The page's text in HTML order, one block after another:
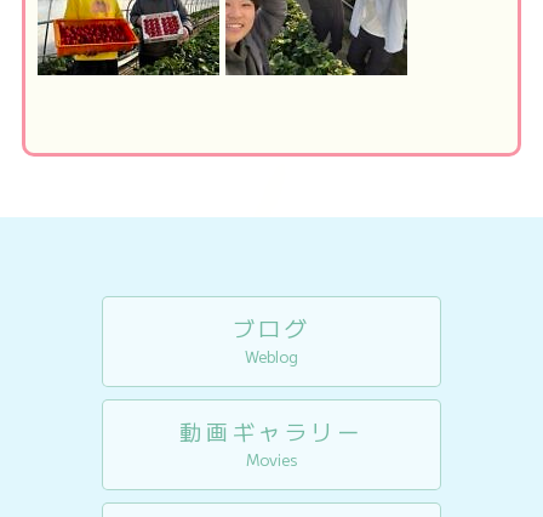
ブログ
Weblog
動画ギャラリー
Movies